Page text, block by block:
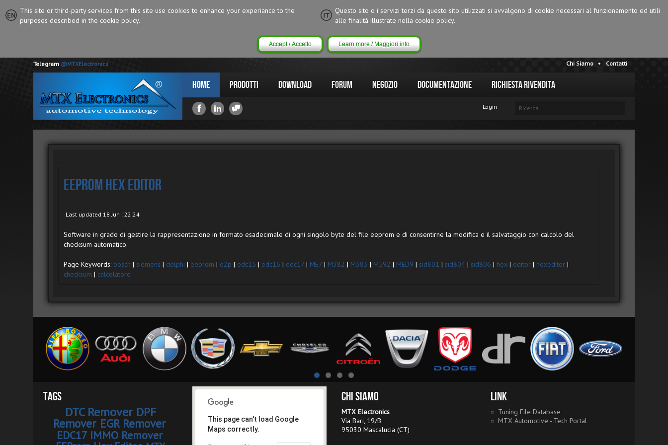
This site or third-party services from this site use cookies to enhance your experiance to the
purposes described in the cookie policy.
Questo sito o i servizi terzi da questo sito utilizzati si avvalgono di cookie necessari al funzionamento ed utili
alle finalitá illustrate nella cookie policy.
Accept / Accetto Learn more / Maggiori info
Telegram @MTXElectronics Chi Siamo Contatti
Home Prodotti Download Forum Negozio Documentazione Richiesta Rivendita
Login
EEProm Hex Editor
Last updated 18 Jun : 22:24
Software in grado di gestire la rappresentazione in formato esadecimale di ogni singolo byte del file eeprom e di consentirne la modifica e il salvataggio con calcolo del
checksum automatico.
Page Keywords: bosch | siemens | delphi | eeprom | e2p | edc15 | edc16 | edc17 | ME7 | M382 | M383 | M592 | MED9 | sid801 | sid804 | sid806 | hex | editor | hexeditor |
checksum | calcolatore
Tags
DTC Remover DPF
Remover EGR Remover
EDC17 IMMO Remover
This page can't load Google
Maps correctly.
Chi Siamo
MTX Electronics
Via Bari, 19/B
95030 Mascalucia (CT)
Link
Tuning File Database
MTX Automotive - Tech Portal